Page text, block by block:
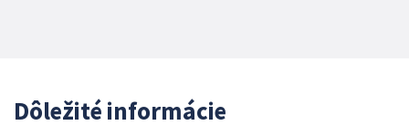
Dôležité informácie